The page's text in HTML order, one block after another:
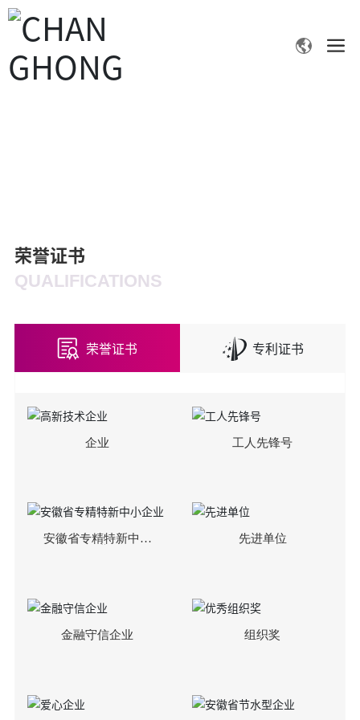
荣誉证书
QUALIFICATIONS
荣誉证书 专利证书
企业 工人先锋号
安徽省专精特新中小
先进单位
金融守信企业 组织奖